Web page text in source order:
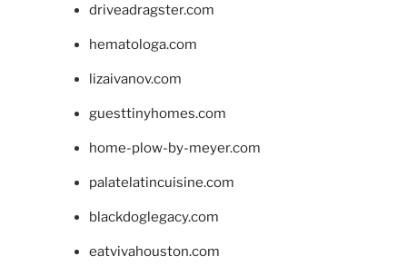
driveadragster.com
hematologa.com
lizaivanov.com
guesttinyhomes.com
home-plow-by-meyer.com
palatelatincuisine.com
blackdoglegacy.com
eatvivahouston.com